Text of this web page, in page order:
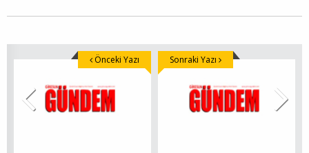
Önceki Yazı Sonraki Yazı